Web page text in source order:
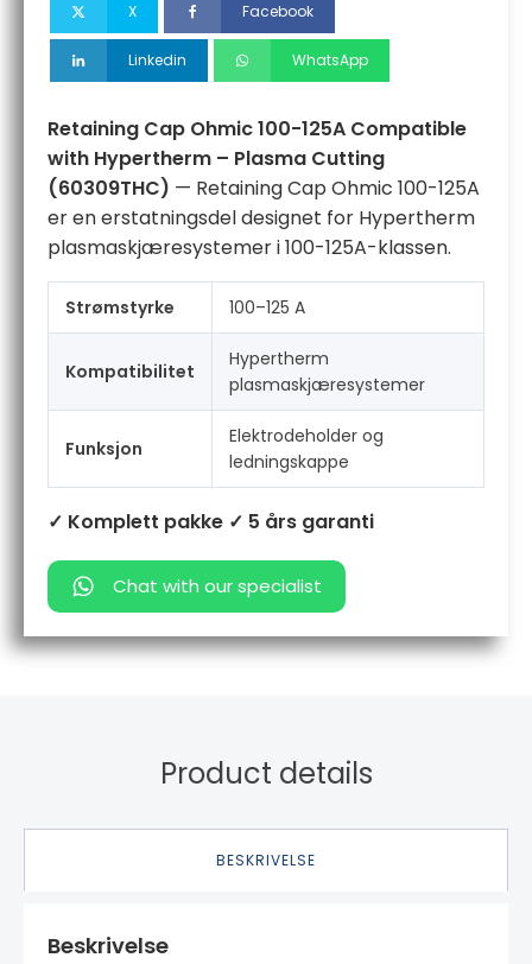
plasmaklipping
antall
X Facebook
Linkedin WhatsApp
Retaining Cap Ohmic 100-125A Compatible
with Hypertherm – Plasma Cutting
(60309THC) — Retaining Cap Ohmic 100-125A
er en erstatningsdel designet for Hypertherm
plasmaskjæresystemer i 100-125A-klassen.
Strømstyrke 100–125 A
Kompatibilitet
Hypertherm
plasmaskjæresystemer
Funksjon
Elektrodeholder og
ledningskappe
✓ Komplett pakke ✓ 5 års garanti
Chat with our specialist
Product details
BESKRIVELSE
Beskrivelse